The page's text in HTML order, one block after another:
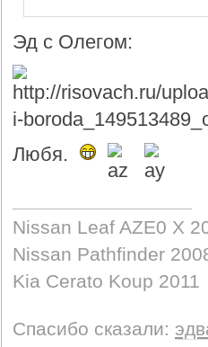
Эд с Олегом:
Любя.
Nissan Leaf AZE0 X
Nissan Pathfinder
Kia Cerato Koup 2011
Спасибо сказали: